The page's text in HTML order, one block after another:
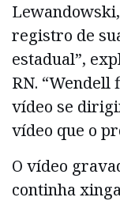
registro de
estadual”,
RN. “Wendell
vídeo se
vídeo que o
O vídeo
continha